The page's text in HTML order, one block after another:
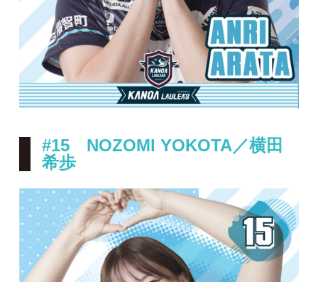
#15 NOZOMI YOKOTA／横田
希歩